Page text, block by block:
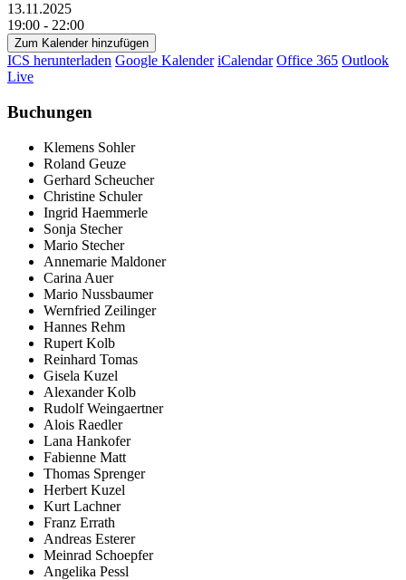
13.11.2025
19:00 - 22:00
Zum Kalender hinzufügen
ICS herunterladen Google Kalender iCalendar Office 365 Outlook
Live
Buchungen
Klemens Sohler
Roland Geuze
Gerhard Scheucher
Christine Schuler
Ingrid Haemmerle
Sonja Stecher
Mario Stecher
Annemarie Maldoner
Carina Auer
Mario Nussbaumer
Wernfried Zeilinger
Hannes Rehm
Rupert Kolb
Reinhard Tomas
Gisela Kuzel
Alexander Kolb
Rudolf Weingaertner
Alois Raedler
Lana Hankofer
Fabienne Matt
Thomas Sprenger
Herbert Kuzel
Kurt Lachner
Franz Errath
Andreas Esterer
Meinrad Schoepfer
Angelika Pessl